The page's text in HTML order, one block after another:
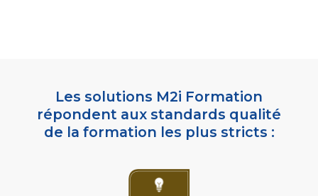
Les solutions M2i Formation
répondent aux standards qualité
de la formation les plus stricts :